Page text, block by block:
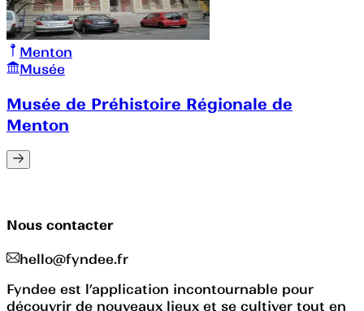
Menton
Musée
Musée de Préhistoire Régionale de
Menton
Nous contacter
hello@fyndee.fr
Fyndee est l’application incontournable pour
découvrir de nouveaux lieux et se cultiver tout en